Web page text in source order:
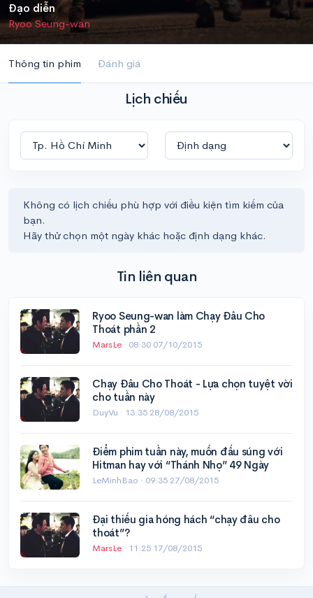
Đạo diễn
Ryoo Seung-wan
Thông tin phim Đánh giá
Lịch chiếu
Không có lịch chiếu phù hợp với điều kiện tìm kiếm của
bạn.
Hãy thử chọn một ngày khác hoặc định dạng khác.
Tin liên quan
Ryoo Seung-wan làm Chạy Đâu Cho
Thoát phần 2
MarsLe · 08:30 07/10/2015
Chạy Đâu Cho Thoát - Lựa chọn tuyệt vời
cho tuần này
DuyVu · 13:35 28/08/2015
Điểm phim tuần này, muốn đấu súng với
Hitman hay với “Thánh Nhọ” 49 Ngày
LeMinhBao · 09:35 27/08/2015
Đại thiếu gia hóng hách “chạy đâu cho
thoát”?
MarsLe · 11:25 17/08/2015